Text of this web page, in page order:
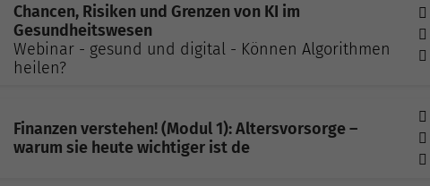
Chancen, Risiken und Grenzen von KI im
Gesundheitswesen
Webinar - gesund und digital - Können Algorithmen
heilen?
Finanzen verstehen! (Modul 1): Altersvorsorge –
warum sie heute wichtiger ist de